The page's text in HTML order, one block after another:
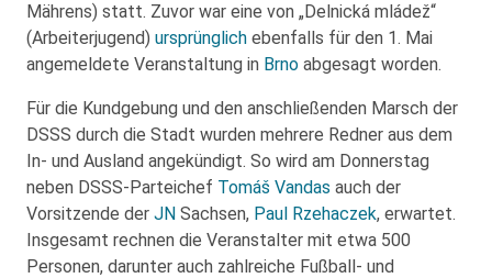
Mährens) statt. Zuvor war eine von „Delnická mládež“
(Arbeiterjugend) ursprünglich ebenfalls für den 1. Mai
angemeldete Veranstaltung in Brno abgesagt worden.
Für die Kundgebung und den anschließenden Marsch der
DSSS durch die Stadt wurden mehrere Redner aus dem
In- und Ausland angekündigt. So wird am Donnerstag
neben DSSS-Parteichef Tomáš Vandas auch der
Vorsitzende der JN Sachsen, Paul Rze­haczek, erwartet.
Insgesamt rechnen die Veranstalter mit etwa 500
Personen, darunter auch zahlreiche Fußball- und